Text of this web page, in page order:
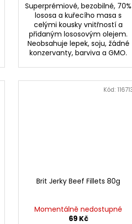
Superprémiové, bezobilné, 70%
lososa a kuřecího masa s
celými kousky vnitřností a
přidaným lososovým olejem.
Neobsahuje lepek, soju, žádné
konzervanty, barviva a GMO.
Brit Jerky Beef Fillets 80g
Momentálně nedostupné
69 Kč
Kód: